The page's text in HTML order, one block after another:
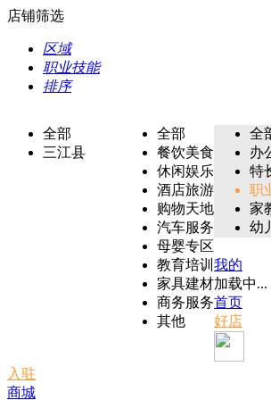
店铺筛选
区域
职业技能
排序
全部
三江县
全部
餐饮美食
休闲娱乐
酒店旅游
购物天地
汽车服务
母婴专区
教育培训
家具建材
商务服务
其他
全
办
特
职
家
幼
我的
加载中...
首页
好店
入驻
商城